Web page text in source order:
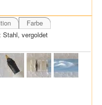
Farbe
Stahl, vergoldet